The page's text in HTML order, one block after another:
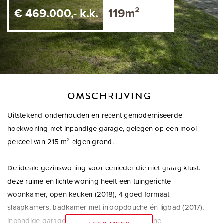
€ 469.000,- k.k. 119m²
OMSCHRIJVING
Uitstekend onderhouden en recent gemoderniseerde
hoekwoning met inpandige garage, gelegen op een mooi
perceel van 215 m² eigen grond.
De ideale gezinswoning voor eenieder die niet graag klust:
deze ruime en lichte woning heeft een tuingerichte
woonkamer, open keuken (2018), 4 goed formaat
slaapkamers, badkamer met inloopdouche én ligbad (2017),
inpandige garage met vliering en een moderne